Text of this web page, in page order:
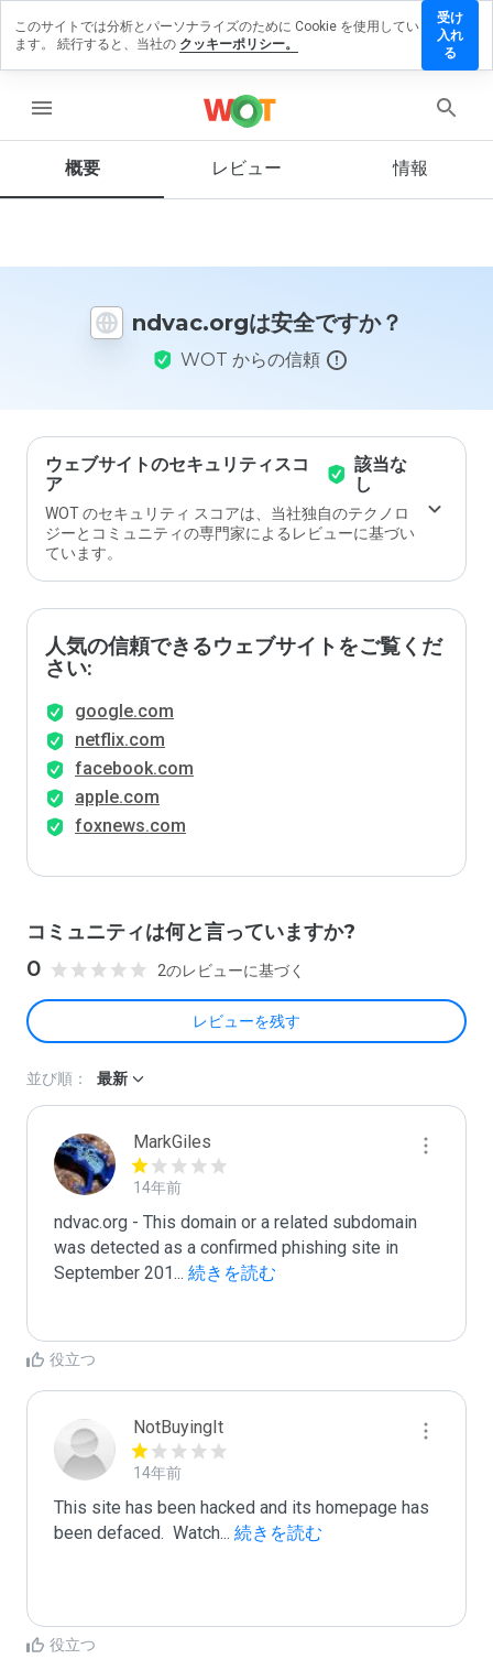
menu
概要 レビュー 情報
ndvac.orgは安全ですか？
WOT からの信頼
ウェブサイトのセキュリティスコ
ア
該当な
し
WOT のセキュリティ スコアは、当社独自のテクノロ
ジーとコミュニティの専門家によるレビューに基づい
ています。
人気の信頼できるウェブサイトをご覧くだ
さい:
google.com
netflix.com
facebook.com
apple.com
foxnews.com
コミュニティは何と言っていますか?
0 2のレビューに基づく
レビューを残す
ビュ
を残す
この
イト
価し
ます
か？
並び順： 最新
MarkGiles
14年前
ndvac.org - This domain or a related subdomain
was detected as a confirmed phishing site in
September 201... 続きを読む
役立つ
NotBuyingIt
14年前
This site has been hacked and its homepage has
been defaced.  Watch... 続きを読む
役立つ
このサイトでは分析とパーソナライズのために Cookie を使用してい
ます。 続行すると、当社の クッキーポリシー。
受け
入れ
る